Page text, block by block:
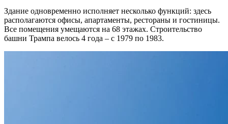
Здание одновременно исполняет несколько функций: здесь
располагаются офисы, апартаменты, рестораны и гостиницы.
Все помещения умещаются на 68 этажах. Строительство
башни Трампа велось 4 года – с 1979 по 1983.